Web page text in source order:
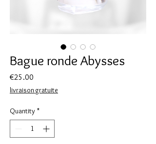
Bague ronde Abysses
€25.00
livraison gratuite
Quantity *